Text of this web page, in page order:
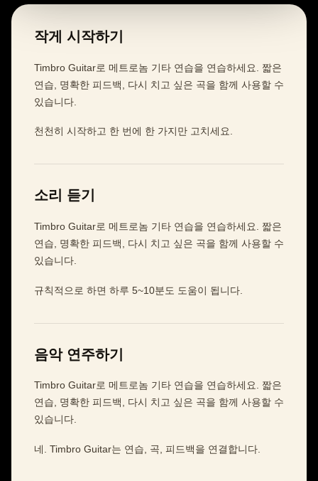
작게 시작하기
Timbro Guitar로 메트로놈 기타 연습을 연습하세요. 짧은
연습, 명확한 피드백, 다시 치고 싶은 곡을 함께 사용할 수
있습니다.
천천히 시작하고 한 번에 한 가지만 고치세요.
소리 듣기
Timbro Guitar로 메트로놈 기타 연습을 연습하세요. 짧은
연습, 명확한 피드백, 다시 치고 싶은 곡을 함께 사용할 수
있습니다.
규칙적으로 하면 하루 5~10분도 도움이 됩니다.
음악 연주하기
Timbro Guitar로 메트로놈 기타 연습을 연습하세요. 짧은
연습, 명확한 피드백, 다시 치고 싶은 곡을 함께 사용할 수
있습니다.
네. Timbro Guitar는 연습, 곡, 피드백을 연결합니다.